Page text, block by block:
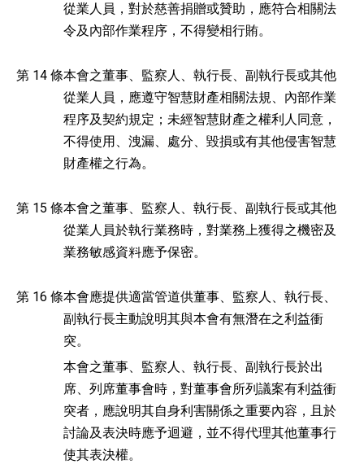
從業人員，對於慈善捐贈或贊助，應符合相關法
令及內部作業程序，不得變相行賄。
第 14 條本會之董事、監察人、執行長、副執行長或其他
從業人員，應遵守智慧財產相關法規、內部作業
程序及契約規定；未經智慧財產之權利人同意，
不得使用、洩漏、處分、毀損或有其他侵害智慧
財產權之行為。
第 15 條本會之董事、監察人、執行長、副執行長或其他
從業人員於執行業務時，對業務上獲得之機密及
業務敏感資料應予保密。
第 16 條本會應提供適當管道供董事、監察人、執行長、
副執行長主動說明其與本會有無潛在之利益衝
突。
本會之董事、監察人、執行長、副執行長於出
席、列席董事會時，對董事會所列議案有利益衝
突者，應說明其自身利害關係之重要內容，且於
討論及表決時應予迴避，並不得代理其他董事行
使其表決權。